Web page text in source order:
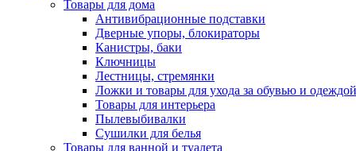
Товары для дома
Антивибрационные подставки
Дверные упоры, блокираторы
Канистры, баки
Ключницы
Лестницы, стремянки
Ложки и товары для ухода за обувью и одеждой
Товары для интерьера
Пылевыбивалки
Сушилки для белья
Товары для ванной и туалета